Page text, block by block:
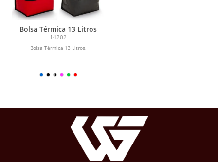
Bolsa Térmica 13 Litros
14202
Bolsa Térmica 13 Litros.